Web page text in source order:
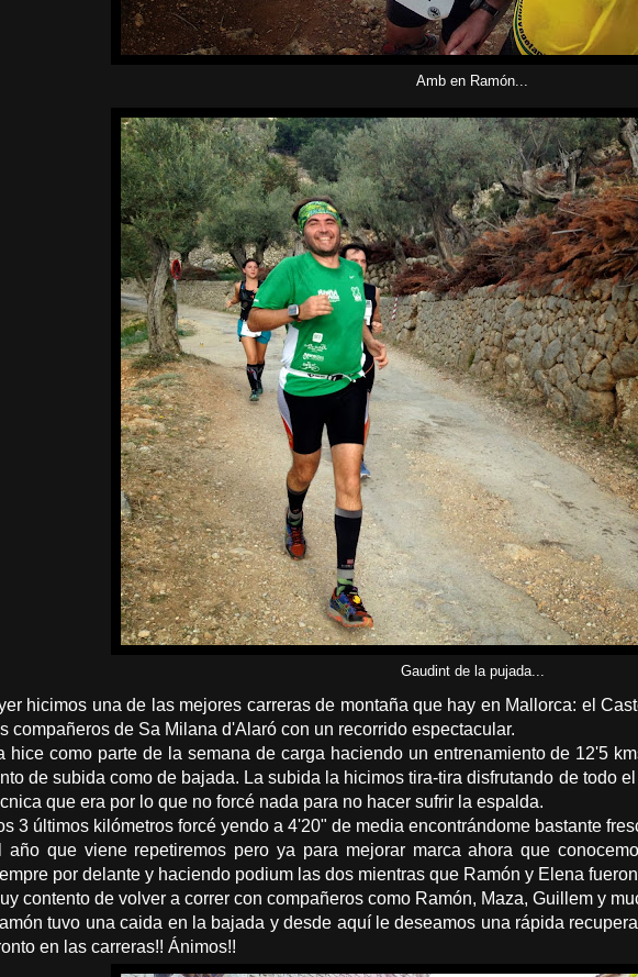
Amb en Ramón...
Gaudint de la pujada...
hicimos una de las mejores carreras de montaña que hay en Mallorca: el
compañeros de Sa Milana d'Alaró con un recorrido espectacular.
hice como parte de la semana de carga haciendo un entrenamiento de 12'5
de subida como de bajada. La subida la hicimos tira-tira disfrutando de todo
que era por lo que no forcé nada para no hacer sufrir la espalda.
3 últimos kilómetros forcé yendo a 4'20" de media encontrándome bastante
año que viene repetiremos pero ya para mejorar marca ahora que
por delante y haciendo podium las dos mientras que Ramón y Elena
contento de volver a correr con compañeros como Ramón, Maza, Guillem y
tuvo una caida en la bajada y desde aquí le deseamos una rápida
en las carreras!! Ánimos!!